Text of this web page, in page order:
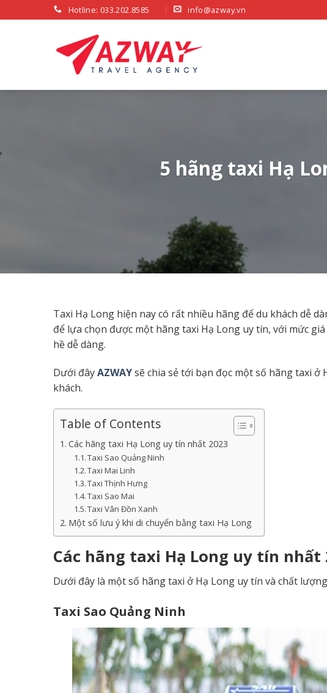
to
Hotline: 033.202.8585 info@azway.vn
5 hãng taxi Hạ
Taxi Hạ Long hiện nay có rất nhiều hãng để du khách dễ
để lựa chọn được một hãng taxi Hạ Long uy tín, với mức
hề dễ dàng.
Dưới đâyAZWAYsẽ chia sẻ tới bạn đọc một số hãng taxi
khách.
Table of Contents
Các hãng taxi Hạ Long uy tín nhất 2023
Taxi Sao Quảng Ninh
Taxi Mai Linh
Taxi Thịnh Hưng
Taxi Sao Mai
Taxi Vân Đồn Xanh
Một số lưu ý khi di chuyển bằng taxi Hạ Long
Các hãng taxi Hạ Long uy tín nhất
Dưới đây là một số hãng taxi ở Hạ Long uy tín và chất
Taxi Sao Quảng Ninh